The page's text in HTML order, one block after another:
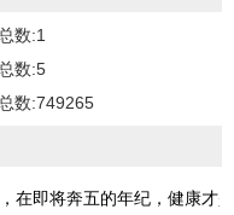
数:1
数:5
数:749265
在即将奔五的年纪，健康才